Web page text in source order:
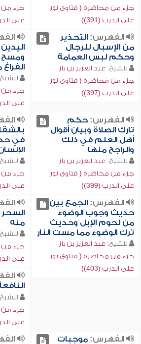
جزء من محاضرة ( فتاوى نور
على الدرب (391))
جزء من
على الدرب
الفهرس:التحذير
من الإسبال للرجال
وحكم لبس العمامة
للشيخ: عبد العزيز بن باز
جزء من محاضرة ( فتاوى نور
على الدرب (397))
ومسح
جزء من
على الدرب
الفهرس:حكم
تارك الصلاة وبيان أقوال
أهل العلم في ذلك
والراجح منها
للشيخ: عبد العزيز بن باز
جزء من محاضرة ( فتاوى نور
على الدرب (399))
في
جزء من
على الدرب
الفهرس:الجمع بين
حديث وجوب الوضوء
من لحوم الإبل وحديث
ترك الوضوء مما مست النار
للشيخ: عبد العزيز بن باز
جزء من محاضرة ( فتاوى نور
على الدرب (403))
السحر
منه
جزء من
على الدرب
جزء من
على الدرب
الفهرس:موجبات